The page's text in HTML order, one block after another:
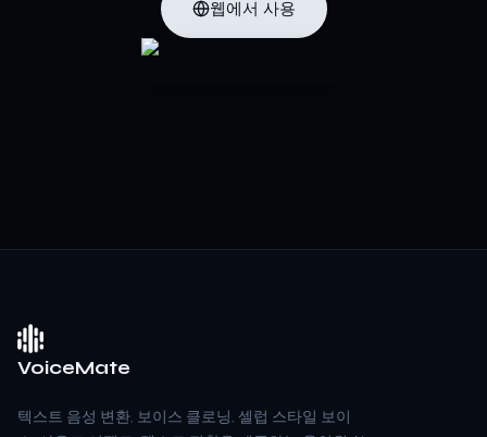
웹에서 사용
VoiceMate
텍스트 음성 변환, 보이스 클로닝, 셀럽 스타일 보이